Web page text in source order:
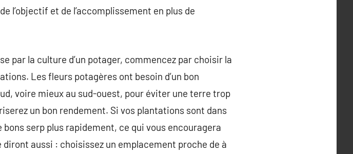
l’objectif et de l’accomplissement en plus de
par la culture d’un potager, commencez par choisir la
Les fleurs potagères ont besoin d’un bon
voire mieux au sud-ouest, pour éviter une terre trop
un bon rendement. Si vos plantations sont dans
serp plus rapidement, ce qui vous encouragera
aussi : choisissez un emplacement proche de à